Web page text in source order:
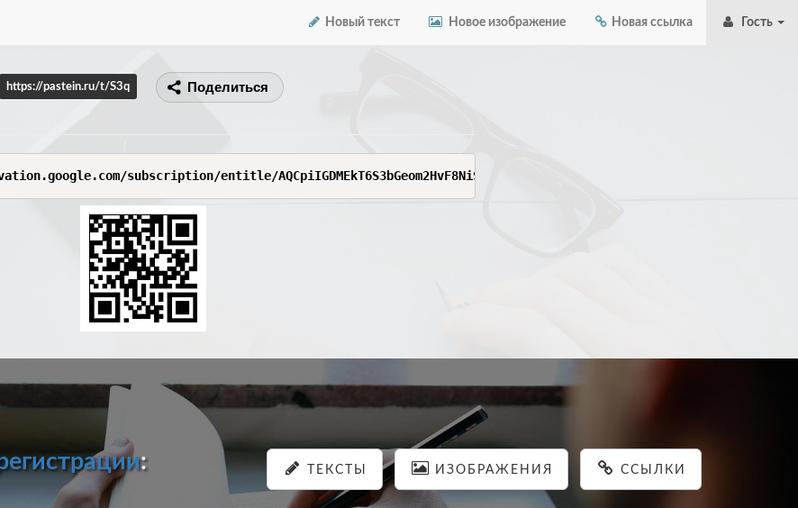
Новый текст Новое изображение Новая ссылка Гость
https://pastein.ru/t/S3q Поделиться
subscription/entitle/
: ТЕКСТЫ ИЗОБРАЖЕНИЯ ССЫЛКИ